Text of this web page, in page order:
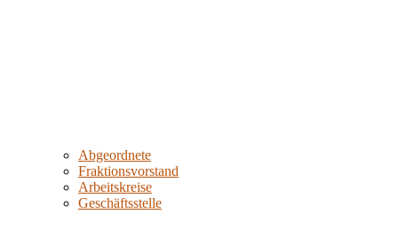
Abgeordnete
Fraktionsvorstand
Arbeitskreise
Geschäftsstelle